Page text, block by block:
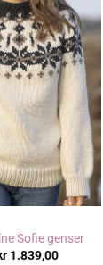
Sofie genser
1.839,00